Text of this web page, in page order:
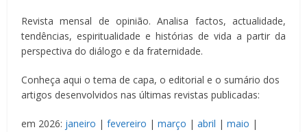
Revista mensal de opinião. Analisa factos, actualidade,
tendências, espiritualidade e histórias de vida a partir da
perspectiva do diálogo e da fraternidade.
Conheça aqui o tema de capa, o editorial e o sumário dos
artigos desenvolvidos nas últimas revistas publicadas:
em 2026: janeiro |fevereiro |março |abril |maio |